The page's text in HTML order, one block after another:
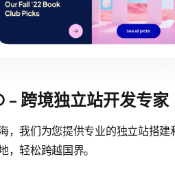
- 跨境独立站开发专家
，我们为您提供专业的独立站搭
，轻松跨越国界。